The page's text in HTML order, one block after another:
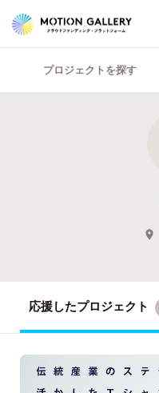
プロジェクトを探す
応援したプロジェクト